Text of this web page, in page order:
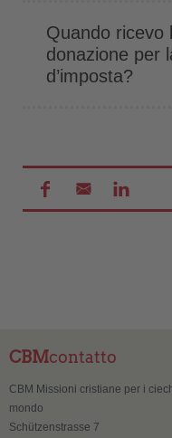
Quando ricevo
donazione per
d’imposta?
CBMcontatto
CBM Missioni cristiane per i
mondo
Schützenstrasse 7